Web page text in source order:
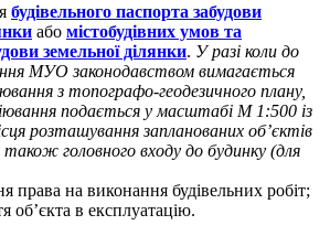
будівельного паспорта забудови
або містобудівних умов та
земельної ділянки. У разі коли до
МУО законодавством вимагається
з топографо-геодезичного плану,
подається у масштабі М 1:500 із
розташування запланованих об’єктів
головного входу до будинку (для
права на виконання будівельних робіт;
об’єкта в експлуатацію.